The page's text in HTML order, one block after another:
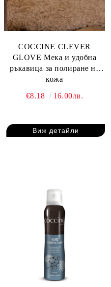
COCCINE CLEVER
GLOVE Мека и удобна
ръкавица за полиране на
кожа
€8.18
16.00лв.
Виж детайли